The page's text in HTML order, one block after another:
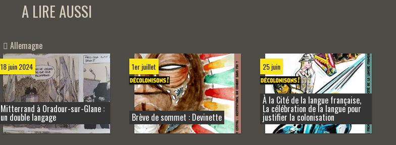
A LIRE AUSSI
Allemagne
18 juin 2024
Mitterrand à Oradour-sur-Glane :
un double langage
1er juillet
Brève de sommet : Devinette
25 juin
À la Cité de la langue française,
La célébration de la langue pour
justifier la colonisation